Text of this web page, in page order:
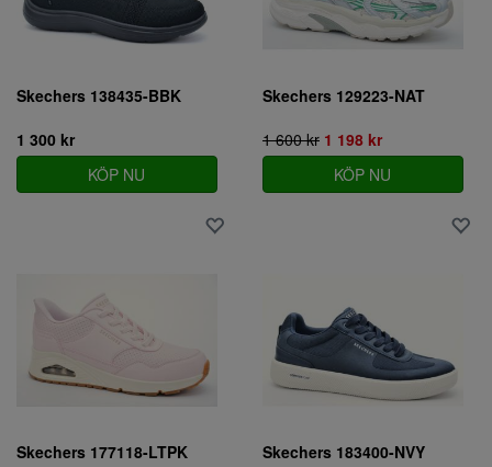
Skechers 138435-BBK
1 300 kr
KÖP NU
Skechers 129223-NAT
1 600 kr 1 198 kr
KÖP NU
Skechers 177118-LTPK
Skechers 183400-NVY